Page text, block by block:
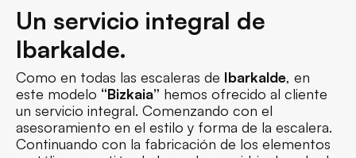
Un servicio integral de
Ibarkalde.
Como en todas las escaleras de Ibarkalde, en
este modelo “Bizkaia” hemos ofrecido al cliente
un servicio integral. Comenzando con el
asesoramiento en el estilo y forma de la escalera.
Continuando con la fabricación de los elementos